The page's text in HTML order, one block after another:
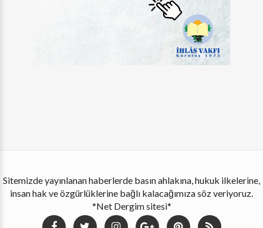
Sitemizde yayınlanan haberlerde basın ahlakına, hukuk ilkelerine,
insan hak ve özgürlüklerine bağlı kalacağımıza söz veriyoruz.
*Net Dergim sitesi*